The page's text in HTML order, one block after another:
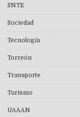
SNTE
Sociedad
Tecnología
Torreón
Transporte
Turismo
UAAAN